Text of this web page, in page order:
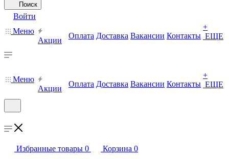
Поиск
Войти
Меню
Акции
Оплата Доставка Вакансии Контакты
+
ЕЩЕ
Меню
Акции
Оплата Доставка Вакансии Контакты
+
ЕЩЕ
Избранные товары 0 Корзина 0